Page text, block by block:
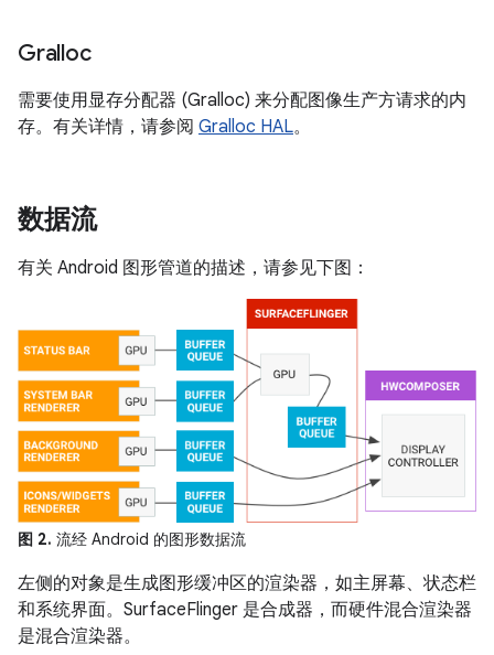
Gralloc
需要使用显存分配器 (Gralloc) 来分配图像生产方请求的内
存。有关详情，请参阅 Gralloc HAL。
数据流
有关 Android 图形管道的描述，请参见下图：
图 2. 流经 Android 的图形数据流
左侧的对象是生成图形缓冲区的渲染器，如主屏幕、状态栏
和系统界面。SurfaceFlinger 是合成器，而硬件混合渲染器
是混合渲染器。